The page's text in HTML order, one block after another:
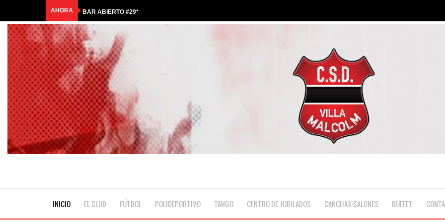
AHORA BAR ABIERTO #29*
COMUNICADO OFICIAL
HASTA SIEMPRE, QUERIDO ANTONIO
🎟️RIFA TRICOLOR | GANADORES🎟️
☀️¡LLEGÓ LA COLONIA DE MALCOLM!💦
INICIO EL CLUB FÚTBOL POLIDEPORTIVO TANGO CENTRO DE JUBILADOS CANCHAS·SALONES BUFFET